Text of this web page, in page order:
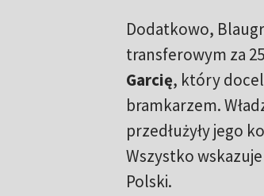
Dodatkowo,
transferowym za
Garcię, który
bramkarzem.
przedłużyły jego
Wszystko
Polski.